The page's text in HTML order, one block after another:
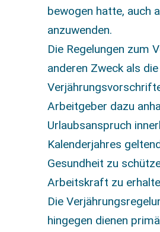
bewogen hatte, auch
anzuwenden.
Die Regelungen zum
anderen Zweck als die
Arbeitgeber dazu
Urlaubsanspruch
Kalenderjahres
Gesundheit zu
Arbeitskraft zu
Die
hingegen dienen